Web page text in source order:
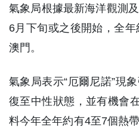
氣象局根據最新海洋觀測
6月下旬或之後開始，全
澳門。
氣象局表示“厄爾尼諾”現
復至中性狀態，並有機會
料今年全年約有4至7個熱